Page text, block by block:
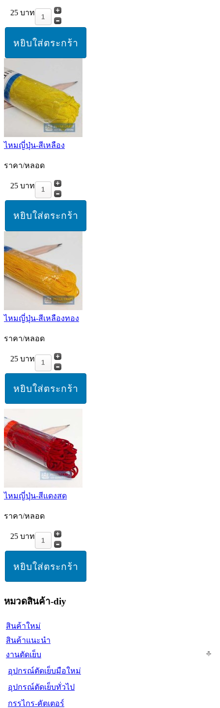
25 บาท
ไหมญี่ปุ่น-สีเหลือง
ราคา/หลอด
25 บาท
ไหมญี่ปุ่น-สีเหลืองทอง
ราคา/หลอด
25 บาท
ไหมญี่ปุ่น-สีแดงสด
ราคา/หลอด
25 บาท
หมวดสินค้า-diy
สินค้าใหม่
สินค้าแนะนำ
งานตัดเย็บ
อุปกรณ์ตัดเย็บมือใหม่
อุปกรณ์ตัดเย็บทั่วไป
กรรไกร-คัตเตอร์